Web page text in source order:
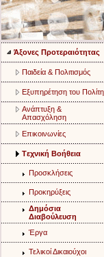
Άξονες Προτεραιότητας
Παιδεία & Πολιτισμός
Eξυπηρέτηση του Πολίτη
Aνάπτυξη &
Aπασχόληση
Eπικοινωνίες
Tεχνική Bοήθεια
Προσκλήσεις
Προκηρύξεις
Δημόσια
Διαβούλευση
Έργα
Τελικοί Δικαιούχοι